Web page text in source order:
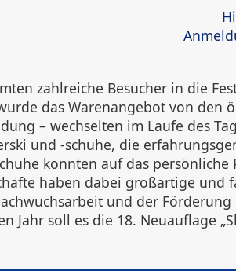
zahlreiche Besucher in die
das Warenangebot von den
– wechselten im Laufe des
und -schuhe, die
konnten auf das
haben dabei großartige und
und der
Jahr soll es die 18. Neuauflage